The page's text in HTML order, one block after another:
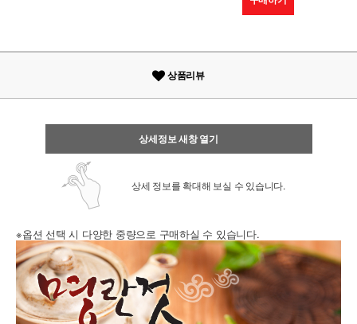
상품리뷰
상세정보 새창 열기
상세 정보를 확대해 보실 수 있습니다.
※옵션 선택 시 다양한 중량으로 구매하실 수 있습니다.